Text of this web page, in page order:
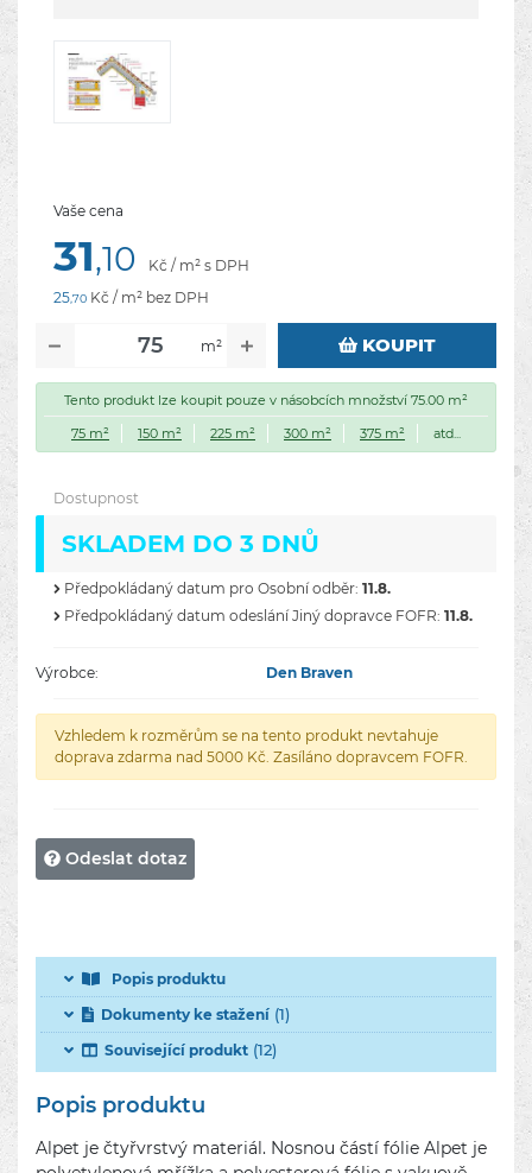
Vaše cena
31,10
Kč / m² s DPH
25,70 Kč / m² bez DPH
m² KOUPIT
Tento produkt lze koupit pouze v násobcích množství 75.00 m²
75 m²
150 m² 225 m² 300 m² 375 m² atd...
Dostupnost
SKLADEM DO 3 DNŮ
Předpokládaný datum pro Osobní odběr: 11.8.
Předpokládaný datum odeslání Jiný dopravce FOFR: 11.8.
Výrobce: Den Braven
Vzhledem k rozměrům se na tento produkt nevtahuje
doprava zdarma nad 5000 Kč. Zasíláno dopravcem FOFR.
Odeslat dotaz
Popis produktu
Dokumenty ke stažení(1)
Související produkt (12)
Popis produktu
Alpet je čtyřvrstvý materiál. Nosnou částí fólie Alpet je